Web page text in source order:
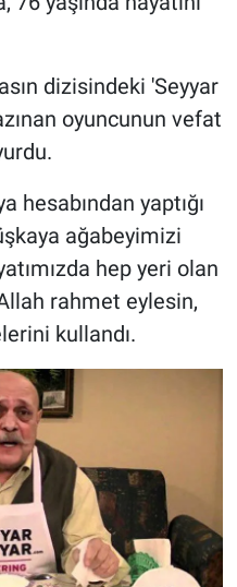
dizisindeki 'Seyyar
oyuncunun vefat
hesabından yaptığı
ağabeyimizi
hep yeri olan
rahmet eylesin,
kullandı.